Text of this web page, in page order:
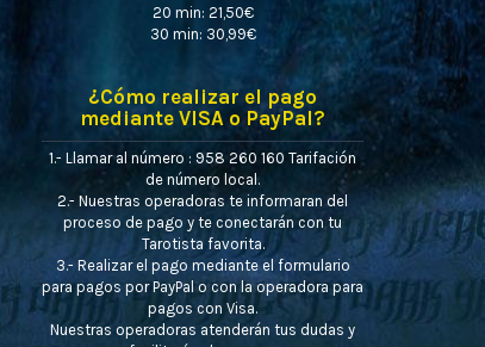
20 min: 21,50€
30 min: 30,99€
¿Cómo realizar el pago
mediante VISA o PayPal?
1.- Llamar al número : 958 260 160 Tarifación
de número local.
2.- Nuestras operadoras te informaran del
proceso de pago y te conectarán con tu
Tarotista favorita.
3.- Realizar el pago mediante el formulario
para pagos por PayPal o con la operadora para
pagos con Visa.
Nuestras operadoras atenderán tus dudas y